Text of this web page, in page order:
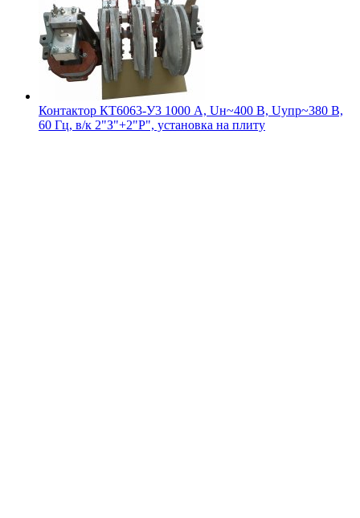
Контактор КТ6063-У3 1000 А, Uн~400 В, Uупр~380 В,
60 Гц, в/к 2"З"+2"Р", установка на плиту